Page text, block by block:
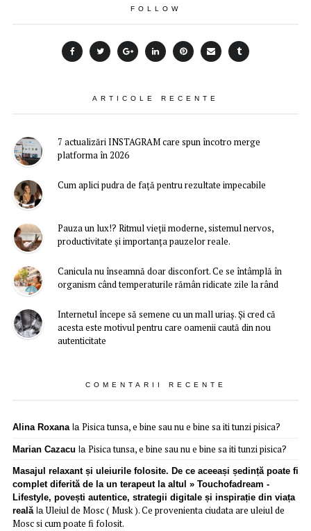
FOLLOW
ARTICOLE RECENTE
7 actualizări INSTAGRAM care spun încotro merge
platforma în 2026
Cum aplici pudra de față pentru rezultate impecabile
Pauza un lux!? Ritmul vieții moderne, sistemul nervos,
productivitate și importanța pauzelor reale.
Canicula nu înseamnă doar disconfort. Ce se întâmplă în
organism când temperaturile rămân ridicate zile la rând
Internetul începe să semene cu un mall uriaș. Și cred că
acesta este motivul pentru care oamenii caută din nou
autenticitate
COMENTARII RECENTE
Alina Roxanala Pisica tunsa, e bine sau nu e bine sa iti tunzi pisica?
Marian Cazacu la Pisica tunsa, e bine sau nu e bine sa iti tunzi pisica?
Masajul relaxant și uleiurile folosite. De ce aceeași ședință poate fi
complet diferită de la un terapeut la altul » Touchofadream -
Lifestyle, povești autentice, strategii digitale și inspirație din viața
realălaUleiul de Mosc ( Musk ). Ce provenienta ciudata are uleiul de
Mosc si cum poate fi folosit.